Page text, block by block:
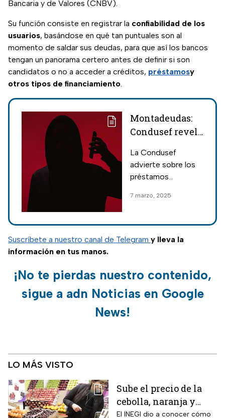
Bancaria y de Valores (CNBV).
Su función consiste en registrar la confiabilidad de los
usuarios, basándose en qué tan puntuales son al
momento de saldar sus deudas, para que así los bancos
tengan un panorama certero antes de definir si son
candidatos o no a acceder a créditos, préstamosy
otros tipos de financiamiento.
Montadeudas:
Condusef revela
identificar las
aplicaciones
La Condusef
advierte sobre los
préstamos
explica cómo
aplicaciones
montadeudas para
7 marzo, 2025
Suscríbete a nuestro canal de Telegram y lleva la
información en tus manos.
¡No te pierdas nuestro contenido,
sigue a adn Noticias en Google
News!
LO MÁS VISTO
Sube el precio de la
cebolla, naranja y
otros alimentos de la
El INEGI dio a conocer cómo